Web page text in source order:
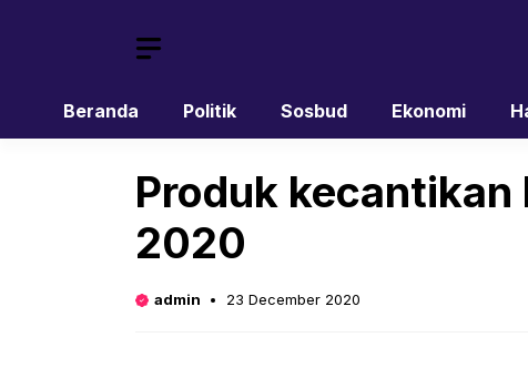
Beranda Politik Sosbud Ekonomi
Produk
2020
admin 23 December 2020